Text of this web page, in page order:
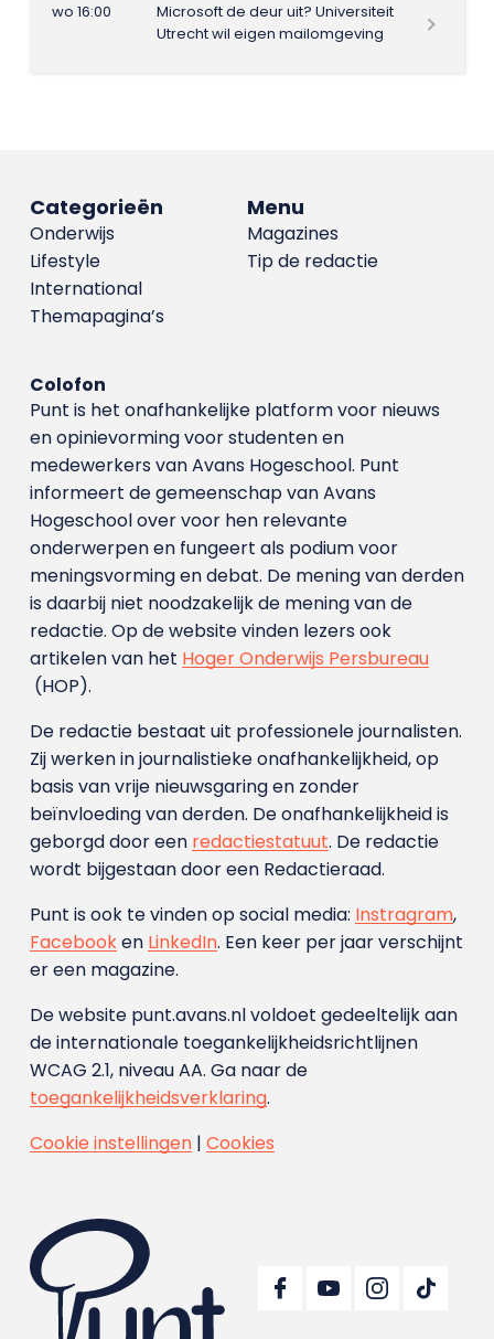
wo 16:00
Microsoft de deur uit? Universiteit
Utrecht wil eigen mailomgeving
Menu
Magazines
Tip de redactie
Categorieën
Onderwijs
Lifestyle
International
Themapagina’s
Colofon
Punt is het onafhankelijke platform voor nieuws
en opinievorming voor studenten en
medewerkers van Avans Hoge­school. Punt
informeert de gemeenschap van Avans
Hogeschool over voor hen relevante
onderwerpen en fungeert als podium voor
meningsvorming en debat. De mening van derden
is daarbij niet noodzakelijk de mening van de
redactie. Op de website vinden lezers ook
artikelen van het Hoger Onderwijs Persbureau
(HOP).
De redactie bestaat uit professionele journalisten.
Zij werken in journalistieke onafhankelijkheid, op
basis van vrije nieuwsgaring en zonder
beïnvloeding van derden. De onafhankelijkheid is
geborgd door een redactiestatuut. De redactie
wordt bijgestaan door een Redactieraad.
Punt is ook te vinden op social media: Instragram,
Facebooken LinkedIn. Een keer per jaar verschijnt
er een magazine.
De website punt.avans.nl voldoet gedeeltelijk aan
de internationale toegankelijkheidsrichtlijnen
WCAG 2.1, niveau AA. Ga naar de
toegankelijkheidsverklaring.
Cookie instellingen| Cookies